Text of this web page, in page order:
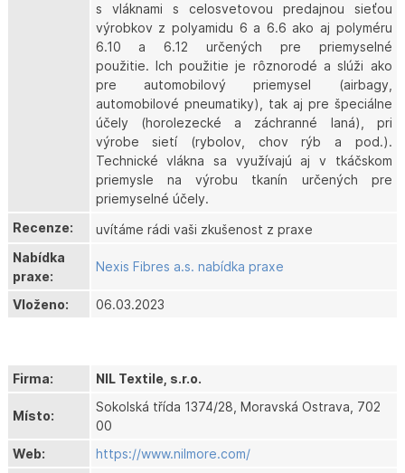
s vláknami s celosvetovou predajnou sieťou
výrobkov z polyamidu 6 a 6.6 ako aj polyméru
6.10 a 6.12 určených pre priemyselné
použitie. Ich použitie je rôznorodé a slúži ako
pre automobilový priemysel (airbagy,
automobilové pneumatiky), tak aj pre špeciálne
účely (horolezecké a záchranné laná), pri
výrobe sietí (rybolov, chov rýb a pod.).
Technické vlákna sa využívajú aj v tkáčskom
priemysle na výrobu tkanín určených pre
priemyselné účely.
Recenze:
uvítáme rádi vaši zkušenost z praxe
Nabídka
praxe:
Nexis Fibres a.s. nabídka praxe
Vloženo: 06.03.2023
Firma: NIL Textile, s.r.o.
Místo:
Sokolská třída 1374/28, Moravská Ostrava, 702
00
Web:
https://www.nilmore.com/